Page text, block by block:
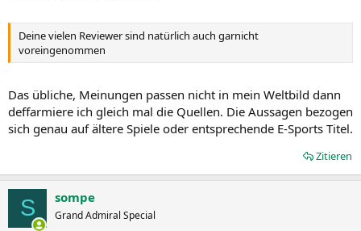
Deine vielen Reviewer sind natürlich auch garnicht
voreingenommen
Das übliche, Meinungen passen nicht in mein Weltbild dann
deffarmiere ich gleich mal die Quellen. Die Aussagen bezogen
sich genau auf ältere Spiele oder entsprechende E-Sports Titel.
Zitieren
S sompe
Grand Admiral Special